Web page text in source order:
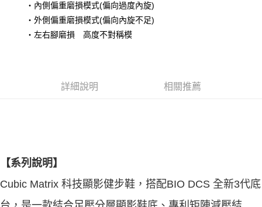
‧內側偏重磨損模式(偏向過度內旋)
‧外側偏重磨損模式(偏向內旋不足)
‧左右腳磨損 高度不對稱模
詳細說明 相關推薦
【系列說明】
Cubic Matrix 科技顯影健步鞋，搭配BIO DCS 全新3代底